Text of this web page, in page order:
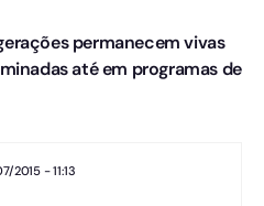
permanecem vivas
até em programas de
2015 - 11:13